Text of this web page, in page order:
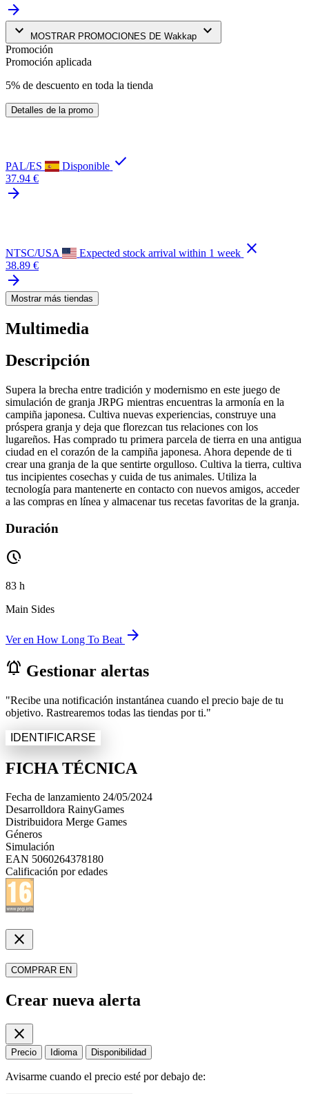
arrow_forward
keyboard_arrow_down
MOSTRAR PROMOCIONES DE Wakkap keyboard_arrow_down
Promoción
Promoción aplicada
5% de descuento en toda la tienda
Detalles de la promo
PAL/ES Disponible check
37.94 €
arrow_forward
NTSC/USA Expected stock arrival within 1 week close
38.89 €
arrow_forward
Mostrar más tiendas
Multimedia
Descripción
Supera la brecha entre tradición y modernismo en este juego de
simulación de granja JRPG mientras encuentras la armonía en la
campiña japonesa. Cultiva nuevas experiencias, construye una
próspera granja y deja que florezcan tus relaciones con los
lugareños. Has comprado tu primera parcela de tierra en una antigua
ciudad en el corazón de la campiña japonesa. Ahora depende de ti
crear una granja de la que sentirte orgulloso. Cultiva la tierra, cultiva
tus incipientes cosechas y cuida de tus animales. Utiliza la
tecnología para mantenerte en contacto con nuevos amigos, acceder
a las compras en línea y almacenar tus recetas favoritas de la granja.
Duración
pace
83 h
Main Sides
Ver en How Long To Beat arrow_forward
notifications_active Gestionar alertas
"Recibe una notificación instantánea cuando el precio baje de tu
objetivo. Rastrearemos todas las tiendas por ti."
IDENTIFICARSE
FICHA TÉCNICA
Fecha de lanzamiento 24/05/2024
Desarrolldora RainyGames
Distribuidora Merge Games
Géneros
Simulación
EAN 5060264378180
Calificación por edades
close
COMPRAR EN
Crear nueva alerta
close
Precio Idioma Disponibilidad
Avisarme cuando el precio esté por debajo de: